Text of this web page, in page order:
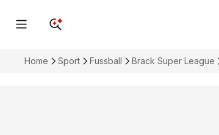
Home Sport Fussball Brack Super League